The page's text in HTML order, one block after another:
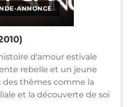
ANNONCE
d'amour estivale
rebelle et un jeune
des thèmes comme la
et la découverte de soi